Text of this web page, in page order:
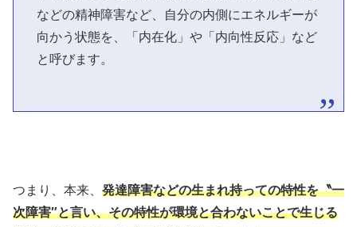
などの精神障害など、自分の内側にエネルギーが
向かう状態を、「内在化」や「内向性反応」など
と呼びます。
つまり、本来、 発達障害などの生まれ持っての特性を〝一
次障害″と言い、その特性が環境と合わないことで生じる